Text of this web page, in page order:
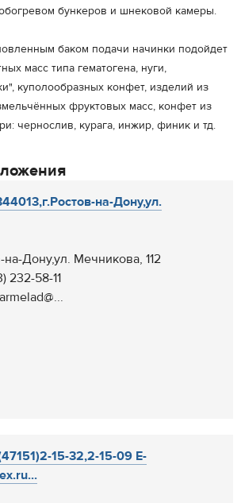
бункеров и шнековой камеры.
баком подачи начинки подойдет
масс типа гематогена, нуги,
куполообразных конфет, изделий из
фруктовых масс, конфет из
чернослив, курага, инжир, финик и тд.
на-Дону,ул.
на-Дону,ул. Мечникова, 112
232-58-11
15-32,2-15-09 E-